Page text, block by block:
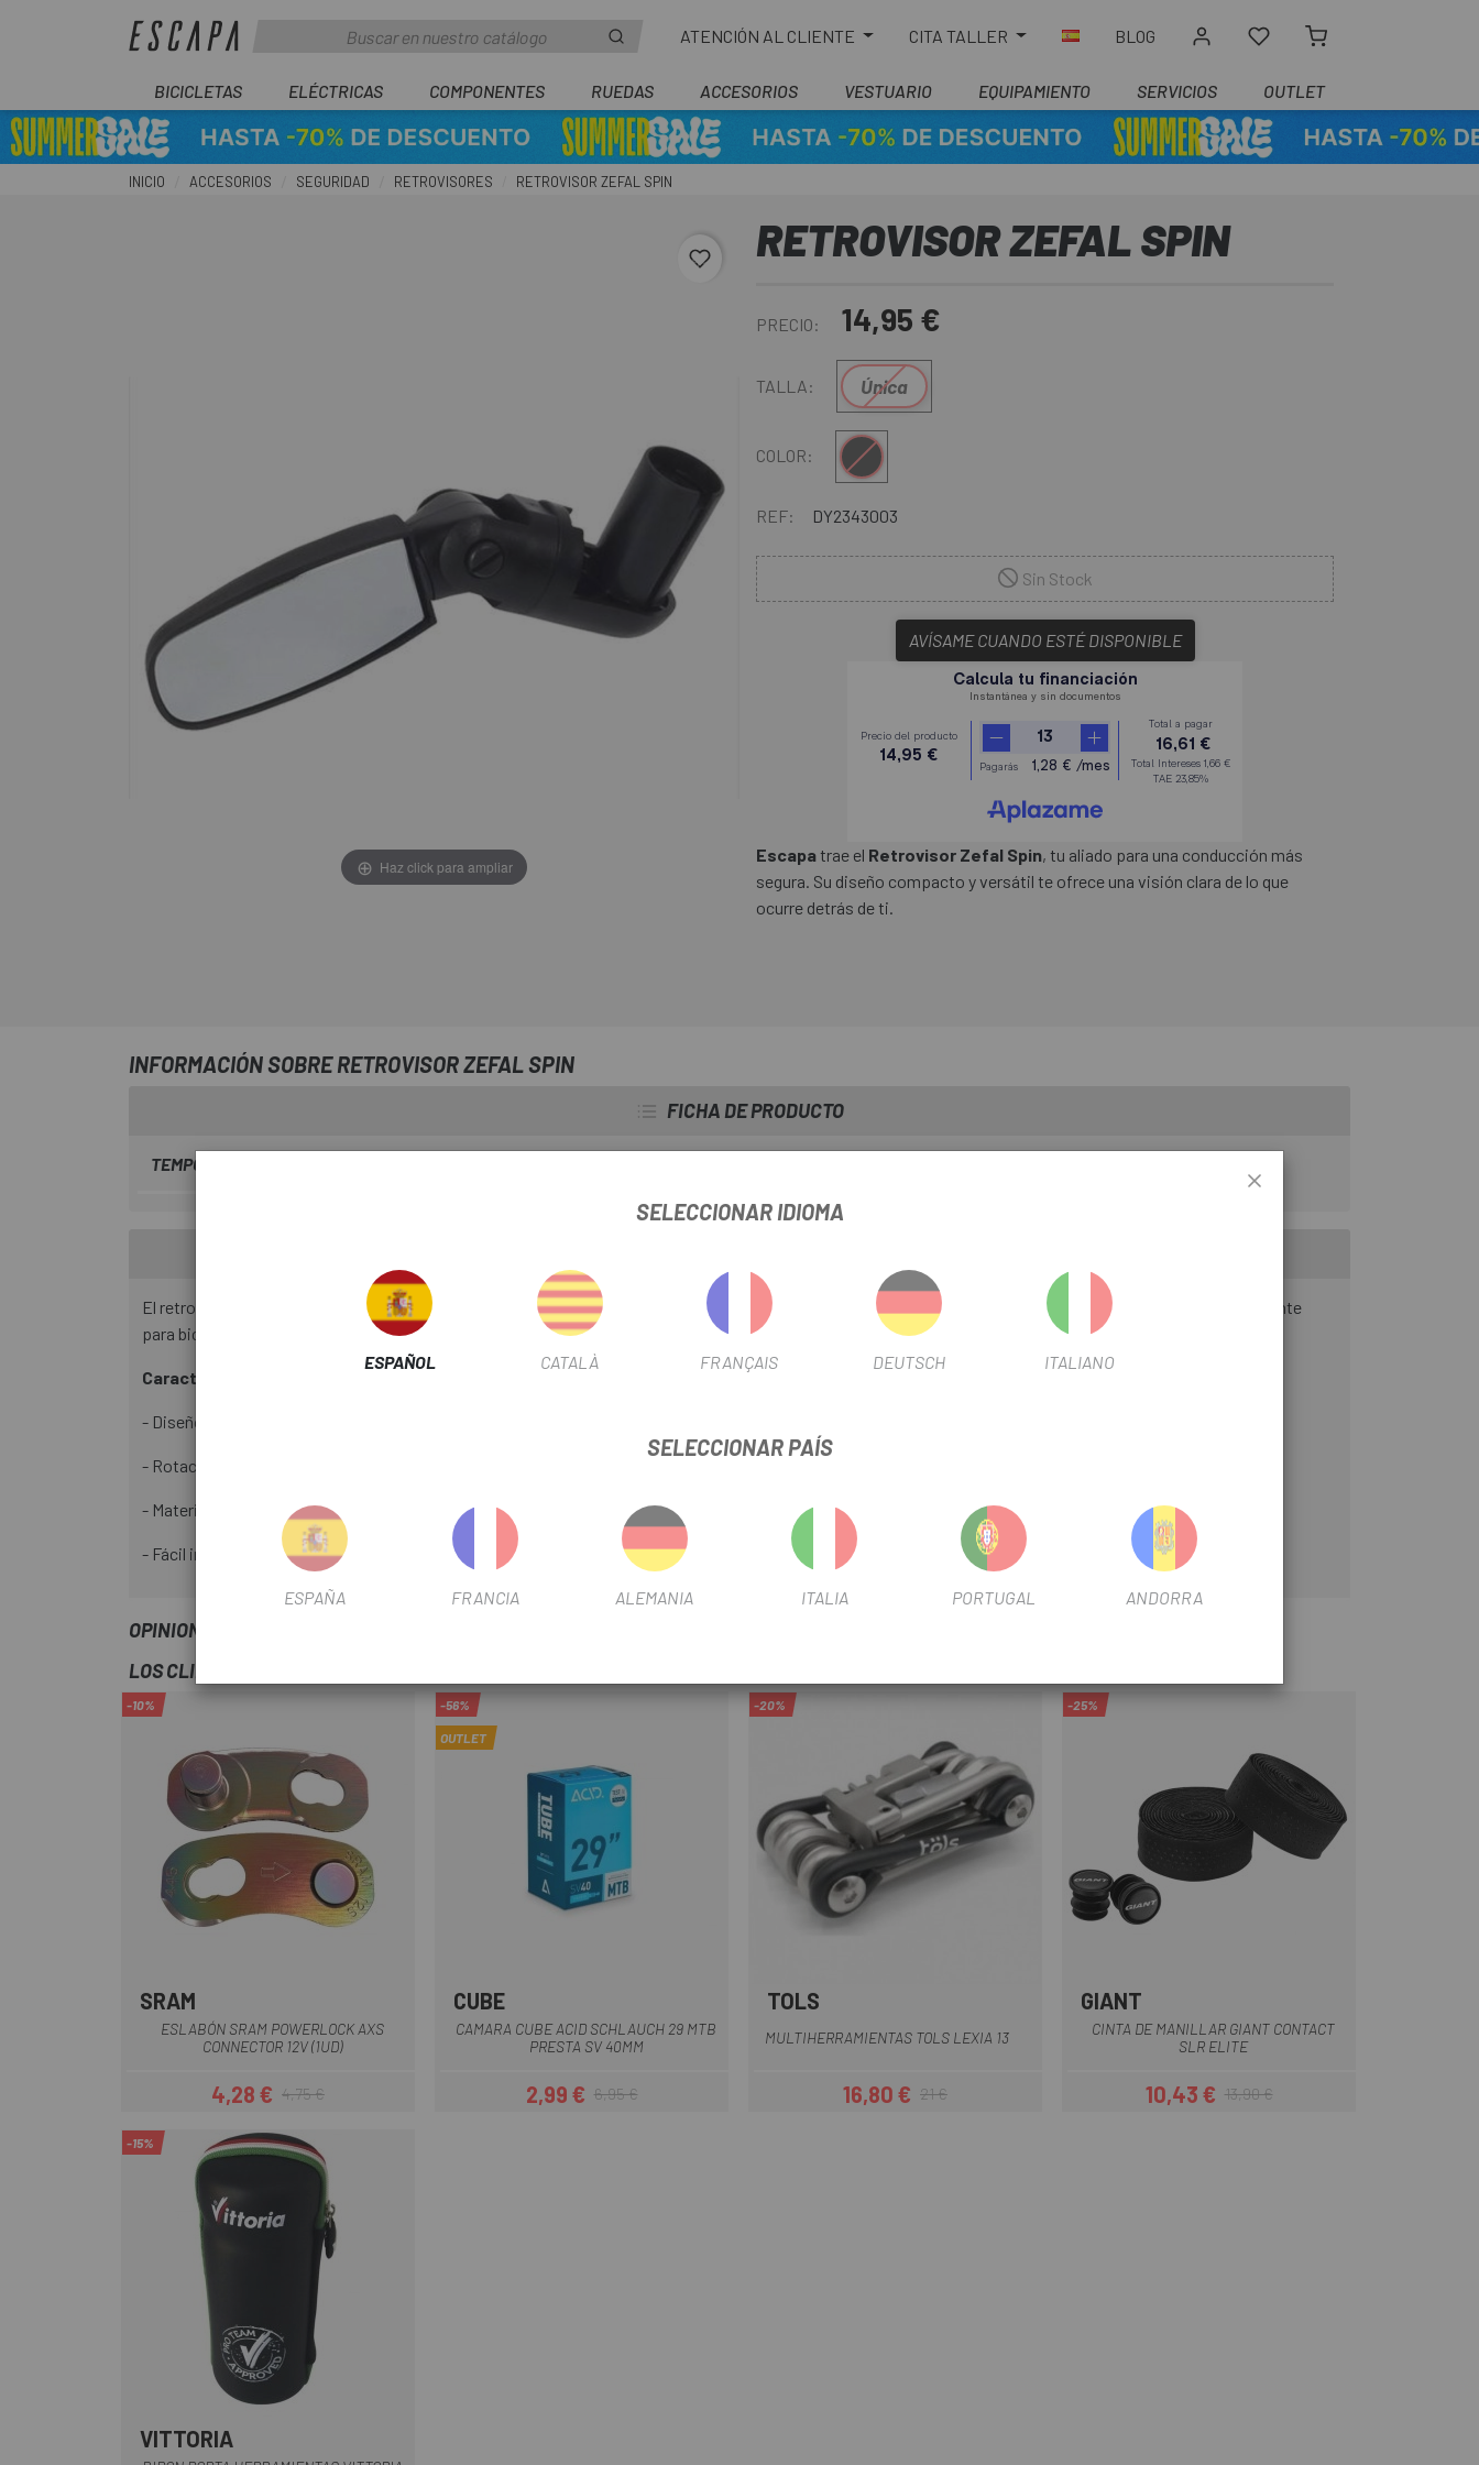
ATENCIÓN AL CLIENTE CITA TALLER BLOG
BICICLETAS ELÉCTRICAS COMPONENTES RUEDAS ACCESORIOS VESTUARIO EQUIPAMIENTO SERVICIOS OUTLET
INICIO ACCESORIOS SEGURIDAD RETROVISORES RETROVISOR ZEFAL SPIN
favorite_border
Haz click para ampliar
RETROVISOR ZEFAL SPIN
PRECIO: 14,95 €
TALLA: Única
COLOR: Multi
REF: DY2343003
Sin Stock
AVÍSAME CUANDO ESTÉ DISPONIBLE
Escapatrae el Retrovisor Zefal Spin, tu aliado para una conducción más
segura. Su diseño compacto y versátil te ofrece una visión clara de lo que
ocurre detrás de ti.
INFORMACIÓN SOBRE RETROVISOR ZEFAL SPIN
FICHA DE PRODUCTO
TEMPORADA
El retrovisor Zefal Spin es una excelente opción para los ciclistas que buscan aumentar su seguridad en la carretera. Este retrovisor, diseñado específicamente
para bicicletas, ofrece una visibilidad trasera clara y amplia, permitiéndote anticipar los movimientos de otros vehículos y ciclistas.
Características:
- Diseño compacto y ligero: Fácil de instalar y discreto en el manillar.
- Rotación de 360 grados: Permite ajustar el ángulo de visión según tus preferencias.
- Material resistente: Construido con materiales duraderos para resistir las vibraciones y las condiciones climáticas.
- Fácil instalación: Se instala en el extremo del manillar sin necesidad de herramientas especiales.
OPINIONES
LOS CLIENTES QUE COMPRARON ESTE PRODUCTO TAMBIÉN COMPRARON:
-10%
SRAM
ESLABÓN SRAM POWERLOCK AXS
CONNECTOR 12V (1UD)
Precio
4,28 €Precio regular
4,75 €
-56%
OUTLET
CUBE
CAMARA CUBE ACID SCHLAUCH 29 MTB
PRESTA SV 40MM
Precio
2,99 €Precio regular
6,95 €
-20%
TOLS
MULTIHERRAMIENTAS TOLS LEXIA 13
Precio
16,80 €Precio regular
21 €
-25%
GIANT
CINTA DE MANILLAR GIANT CONTACT
SLR ELITE
Precio
10,43 €Precio regular
13,90 €
-15%
VITTORIA
SELECCIONAR IDIOMA
ESPAÑOL CATALÀ FRANÇAIS DEUTSCH ITALIANO
SELECCIONAR PAÍS
ESPAÑA FRANCIA ALEMANIA ITALIA PORTUGAL ANDORRA